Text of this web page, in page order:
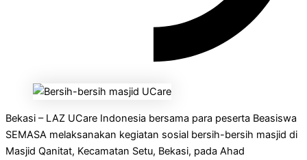
Bekasi – LAZ UCare Indonesia bersama para peserta Beasiswa
SEMASA melaksanakan kegiatan sosial bersih-bersih masjid di
Masjid Qanitat, Kecamatan Setu, Bekasi, pada Ahad